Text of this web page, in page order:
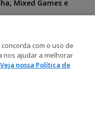
Mixed Games e
é campeão e fatura
com o uso de
nos ajudar a melhorar
Veja nossa Política de